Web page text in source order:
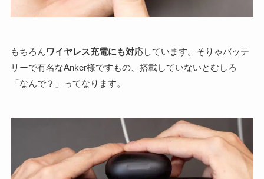
もちろんワイヤレス充電にも対応しています。そりゃバッテ
リーで有名なAnker様ですもの、搭載していないとむしろ
「なんで？」ってなります。